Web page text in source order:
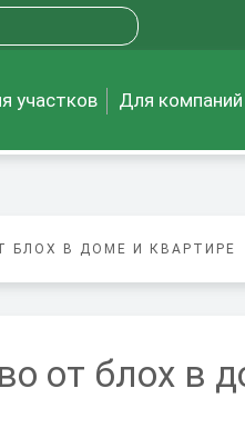
участков Для компаний
БЛОХ В ДОМЕ И КВАРТИРЕ
от блох в